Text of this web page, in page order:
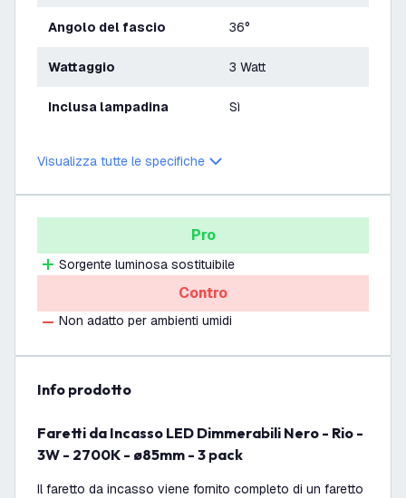
Angolo del fascio 36°
Wattaggio 3 Watt
Inclusa lampadina Sì
Visualizza tutte le specifiche
Pro
Sorgente luminosa sostituibile
Contro
Non adatto per ambienti umidi
info prodotto
Faretti da Incasso LED Dimmerabili Nero - Rio -
3W - 2700K - ø85mm - 3 pack
Il faretto da incasso viene fornito completo di un faretto